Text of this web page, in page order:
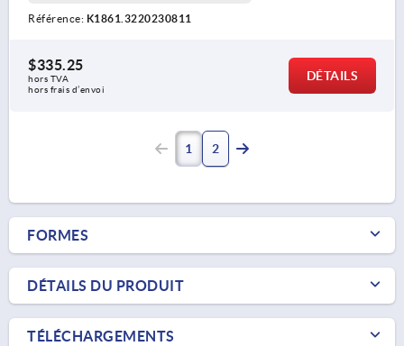
Référence: K1861.3220230811
$335.25
hors TVA
hors frais d’envoi
DÉTAILS
1 2
FORMES
DÉTAILS DU PRODUIT
TÉLÉCHARGEMENTS